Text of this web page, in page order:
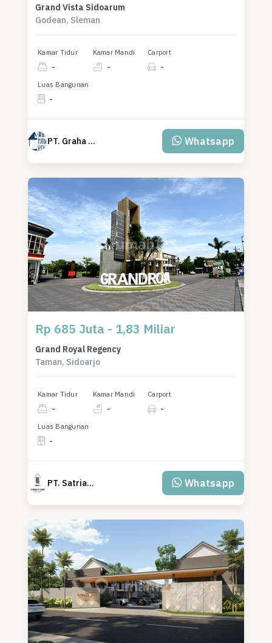
Grand Vista Sidoarum
Godean, Sleman
Kamar Tidur
-
Kamar Mandi
-
Carport
-
Luas Bangunan
-
PT. Graha Tantra Sentosa Whatsapp
Rp 685 Juta - 1,83 Miliar
Grand Royal Regency
Taman, Sidoarjo
Kamar Tidur
-
Kamar Mandi
-
Carport
-
Luas Bangunan
-
PT. Satriagraha Abdibuana Whatsapp